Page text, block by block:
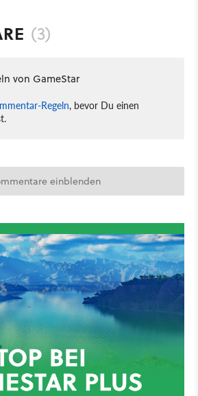
(3)
von GameStar
Regeln, bevor Du einen
einblenden